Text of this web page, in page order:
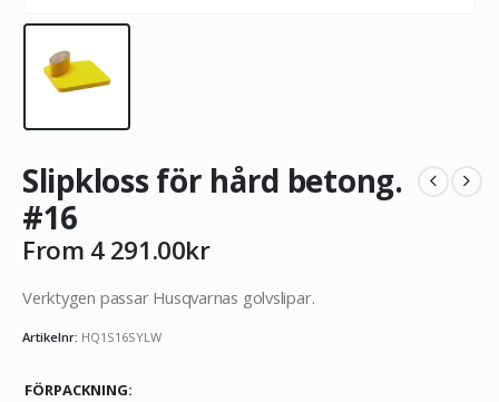
Slipkloss för hård betong.
#16
From 4 291.00kr
Verktygen passar Husqvarnas golvslipar.
Artikelnr: HQ1S16SYLW
FÖRPACKNING